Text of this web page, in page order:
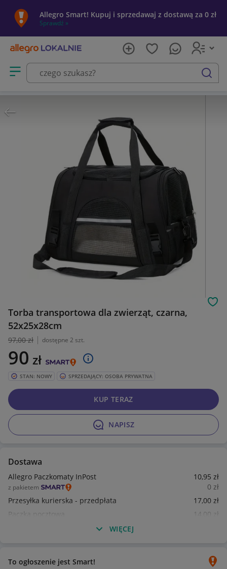
Allegro Smart! Kupuj i sprzedawaj z dostawą za 0 zł
Sprawdź »
Otwórz menu z kategoriami
szukaj
Torba transportowa dla zwierząt, czarna,
52x25x28cm
97,00 zł dostępne 2 szt.
90 zł
STAN: NOWY SPRZEDAJĄCY: OSOBA PRYWATNA
NAPISZ
KUP TERAZ
Dostawa
Allegro Paczkomaty InPost 10,95 zł
z pakietem 0 zł
Przesyłka kurierska - przedpłata
17,00 zł
Paczka pocztowa
14 ,00
zł
WIĘCEJ
To ogłoszenie jest Smart!